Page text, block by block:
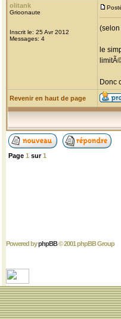
olitank
Grioonaute
Inscrit le: 25 Avr 2012
Messages: 4
le
Donc
Revenir en haut de page
Page 1 sur1
Powered byphpBB© 2001 phpBB Group